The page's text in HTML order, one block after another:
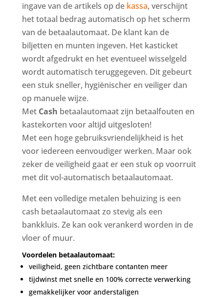
ingave van de artikels op de kassa, verschijnt
het totaal bedrag automatisch op het scherm
van de betaalautomaat. De klant kan de
biljetten en munten ingeven. Het kasticket
wordt afgedrukt en het eventueel wisselgeld
wordt automatisch teruggegeven. Dit gebeurt
een stuk sneller, hygiënischer en veiliger dan
op manuele wijze.
Met Cash betaalautomaat zijn betaalfouten en
kastekorten voor altijd uitgesloten!
Met een hoge gebruiksvriendelijkheid is het
voor iedereen eenvoudiger werken. Maar ook
zeker de veiligheid gaat er een stuk op voorruit
met dit vol-automatisch betaalautomaat.
Met een volledige metalen behuizing is een
cash betaalautomaat zo stevig als een
bankkluis. Ze kan ook verankerd worden in de
vloer of muur.
Voordelen betaalautomaat:
veiligheid, geen zichtbare contanten meer
tijdwinst met snelle en 100% correcte verwerking
gemakkelijker voor anderstaligen